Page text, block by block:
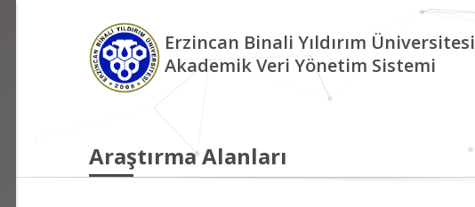
Erzincan Binali Yıldırım Üniversitesi
Akademik Veri Yönetim Sistemi
Araştırma Alanları